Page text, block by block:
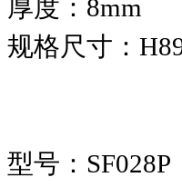
厚度：
规格尺寸：
型号：